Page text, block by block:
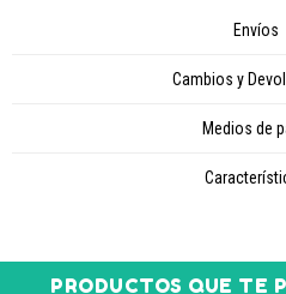
Envíos
Cambios y
Medios de
PRODUCTOS QUE TE